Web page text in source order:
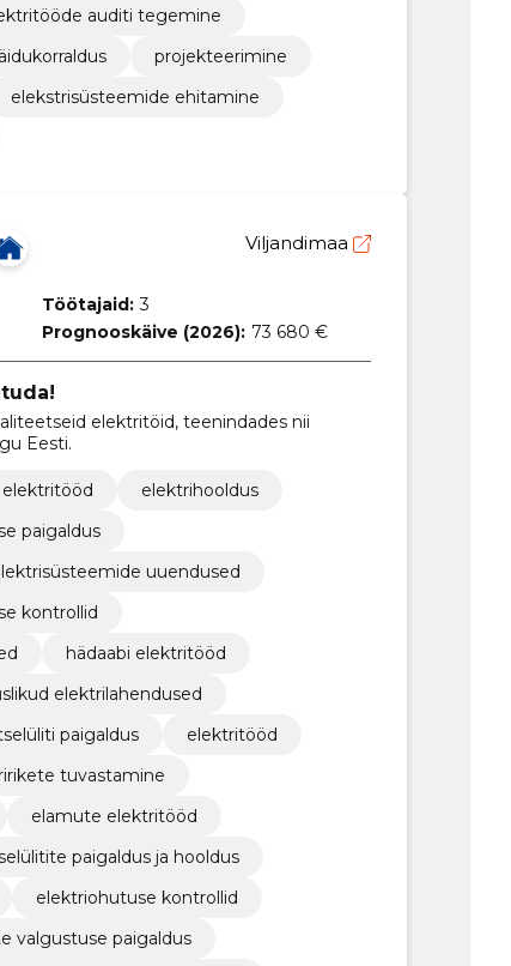
auditi tegemine
projekteerimine
elekstrisüsteemide ehitamine
Viljandimaa
Töötajaid: 3
Prognooskäive (2026): 73 680 €
elektritöid, teenindades nii
Eesti.
elektritööd
elektrihooldus
paigaldus
uuendused
kontrollid
hädaabi elektritööd
elektrilahendused
paigaldus
elektritööd
tuvastamine
elamute elektritööd
paigaldus ja hooldus
elektriohutuse kontrollid
valgustuse paigaldus